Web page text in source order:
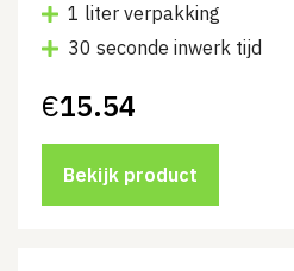
1 liter verpakking
30 seconde inwerk tijd
€15.54
Bekijk product